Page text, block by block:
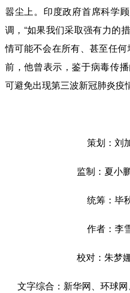
嚣尘上。印度政府首席科学
调，“如果我们采取强有力的
情可能不会在所有、甚至任
前，他曾表示，鉴于病毒传
可避免出现第三波新冠肺炎疫
策划：刘
监制：夏小
统筹：毕
作者：李
校对：朱梦
文字综合：新华网、环球